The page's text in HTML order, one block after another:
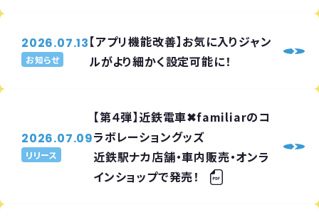
2026.07.13
お知らせ
【アプリ機能改善】お気に入りジャン
ルがより細かく設定可能に！
2026.07.09
リリース
【第４弾】近鉄電車✖familiarのコ
ラボレーショングッズ
近鉄駅ナカ店舗・車内販売・オンラ
インショップで発売！